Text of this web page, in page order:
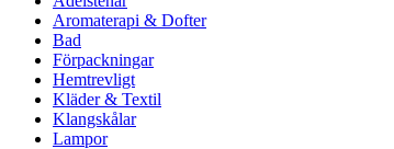
Aromaterapi & Dofter
Bad
Förpackningar
Hemtrevligt
Kläder & Textil
Klangskålar
Lampor